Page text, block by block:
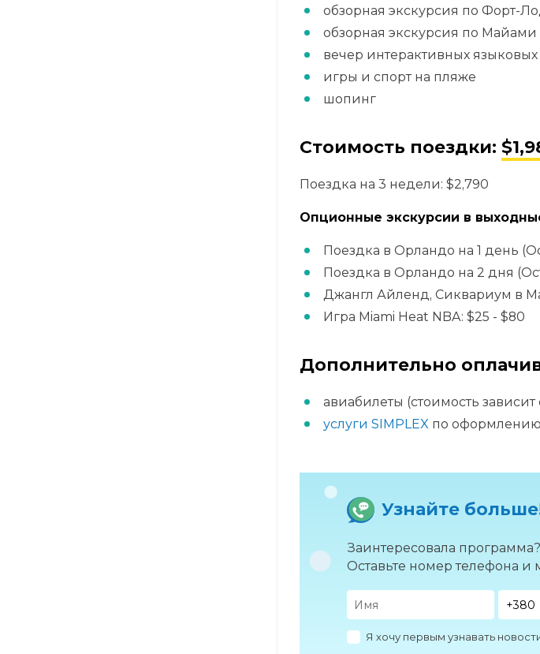
обзорная экскурсия по Форт-
обзорная экскурсия по
вечер интерактивных
игры и спорт на пляже
шопинг
Стоимость поездки:
Поездка на 3 недели: $2,790
Опционные экскурсии в
Поездка в Орландо на 1 день
Поездка в Орландо на 2 дня
Джангл Айленд, Сиквариум в
Игра Miami Heat NBA: $25 - $80
Дополнительно
авиабилеты (стоимость
услуги SIMPLEX по
Узнайте
Заинтересовала программа?
Оставьте номер телефона
Я хочу первым узнавать